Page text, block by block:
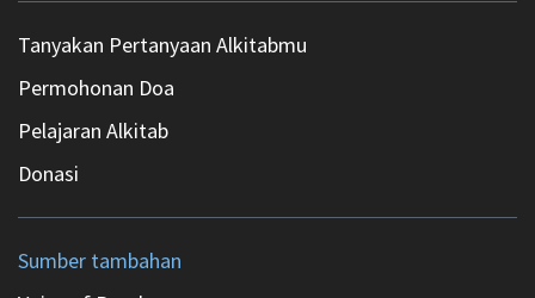
Tanyakan Pertanyaan Alkitabmu
Permohonan Doa
Pelajaran Alkitab
Donasi
Sumber tambahan